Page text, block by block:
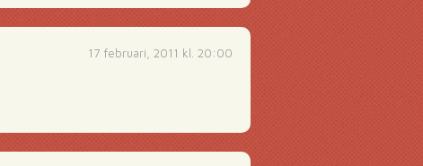
17 februari, 2011 kl. 20:00